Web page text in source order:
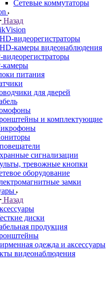
Сетевые коммутаторы
Назад
видеорегистраторы
камеры видеонаблюдения
видеорегистраторы
камеры
питания
для дверей
и комплектующие
сигнализации
тревожные кнопки
оборудование
замки
Назад
диски
продукция
одежда и аксессуары
видеонаблюдения